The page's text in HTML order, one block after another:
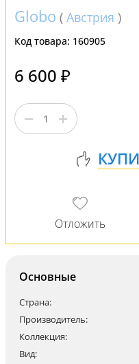
Globo ( Австрия )
Код товара: 160905
6 600 ₽
Основные
Страна:
Производитель:
Коллекция:
Вид: